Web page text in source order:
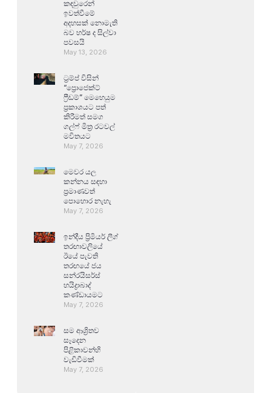
කඳවුරෙන්
ඉවත්වීමේ
අදහසක් නොමැති
බව හර්ෂ ද සිල්වා
පවසයි
May 13, 2026
ට්‍රම්ප් විසින්
“ප්‍රොජෙක්ට්
ෆ්‍රීඩම්” මෙහෙයුම
ප්‍රකාශයට පත්
කිරීමත් සමග
ගල්ෆ් මිත්‍ර රටවල්
මවිතයට
May 7, 2026
මෙවර යල
කන්නය සඳහා
ප්‍රමාණවත්
පොහොර නැහැ
May 7, 2026
ඉන්දීය ප්‍රිමියර් ලීග්
තරඟාවලියේ
ඊයේ පැවති
තරඟයේ ජය
සන්රයිසර්ස්
හයිද්‍රාබාද්
කණ්ඩායමට
May 7, 2026
සම ආශ්‍රිතව
සෑදෙන
පිළිකාවන්හි
වැඩිවීමක්
May 7, 2026